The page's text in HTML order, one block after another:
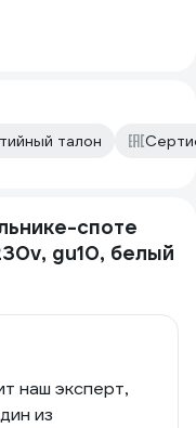
талон
споте
gu10, белый
наш эксперт,
из